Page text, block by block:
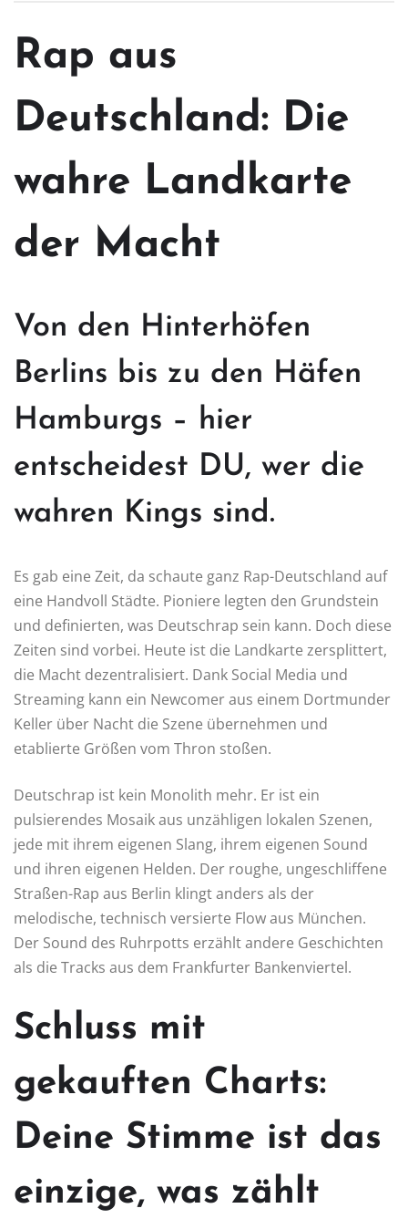
Rap aus
Deutschland: Die
wahre Landkarte
der Macht
Von den Hinterhöfen
Berlins bis zu den Häfen
Hamburgs – hier
entscheidest DU, wer die
wahren Kings sind.
Es gab eine Zeit, da schaute ganz Rap-Deutschland auf
eine Handvoll Städte. Pioniere legten den Grundstein
und definierten, was Deutschrap sein kann. Doch diese
Zeiten sind vorbei. Heute ist die Landkarte zersplittert,
die Macht dezentralisiert. Dank Social Media und
Streaming kann ein Newcomer aus einem Dortmunder
Keller über Nacht die Szene übernehmen und
etablierte Größen vom Thron stoßen.
Deutschrap ist kein Monolith mehr. Er ist ein
pulsierendes Mosaik aus unzähligen lokalen Szenen,
jede mit ihrem eigenen Slang, ihrem eigenen Sound
und ihren eigenen Helden. Der roughe, ungeschliffene
Straßen-Rap aus Berlin klingt anders als der
melodische, technisch versierte Flow aus München.
Der Sound des Ruhrpotts erzählt andere Geschichten
als die Tracks aus dem Frankfurter Bankenviertel.
Schluss mit
gekauften Charts:
Deine Stimme ist das
einzige, was zählt